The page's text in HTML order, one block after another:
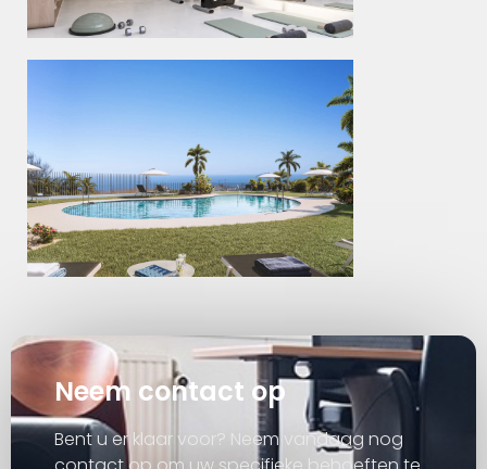
Neem contact op
Bent u er klaar voor? Neem vandaag nog